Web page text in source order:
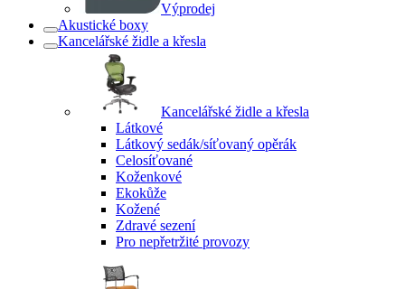
Výprodej
Akustické boxy
Kancelářské židle a křesla
Kancelářské židle a křesla
Látkové
Látkový sedák/síťovaný opěrák
Celosíťované
Koženkové
Ekokůže
Kožené
Zdravé sezení
Pro nepřetržité provozy